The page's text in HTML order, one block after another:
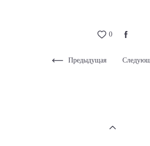
0
Предыдущая